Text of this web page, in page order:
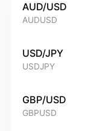
AUD/USD
AUDUSD
USD/JPY
USDJPY
GBP/USD
GBPUSD